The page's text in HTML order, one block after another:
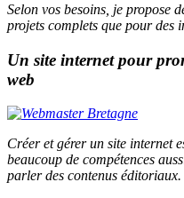
Selon vos besoins, je propose
projets complets que pour des
Un site internet pour
web
Créer et gérer un site internet
beaucoup de compétences
parler des contenus éditoriaux.